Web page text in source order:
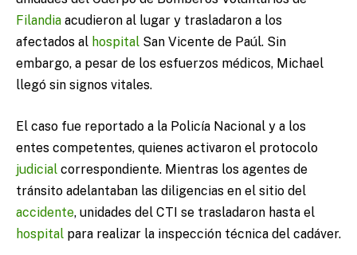
Filandia acudieron al lugar y trasladaron a los
afectados al hospital San Vicente de Paúl. Sin
embargo, a pesar de los esfuerzos médicos, Michael
llegó sin signos vitales.
El caso fue reportado a la Policía Nacional y a los
entes competentes, quienes activaron el protocolo
judicial correspondiente. Mientras los agentes de
tránsito adelantaban las diligencias en el sitio del
accidente, unidades del CTI se trasladaron hasta el
hospital para realizar la inspección técnica del cadáver.